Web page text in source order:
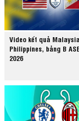
Video kết quả
Philippines, bảng B
2026